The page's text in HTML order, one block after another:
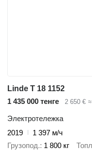
Linde T 18 1152
1 435 000 тенге
2 650 €
Электротележка
2019
1 397 м/ч
Грузопод. 1 800 кг